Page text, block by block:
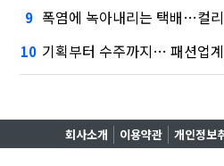
9 폭염에 녹아내리는 택배…컬
10 기획부터 수주까지… 패션업
회사소개 이용약관 개인정보